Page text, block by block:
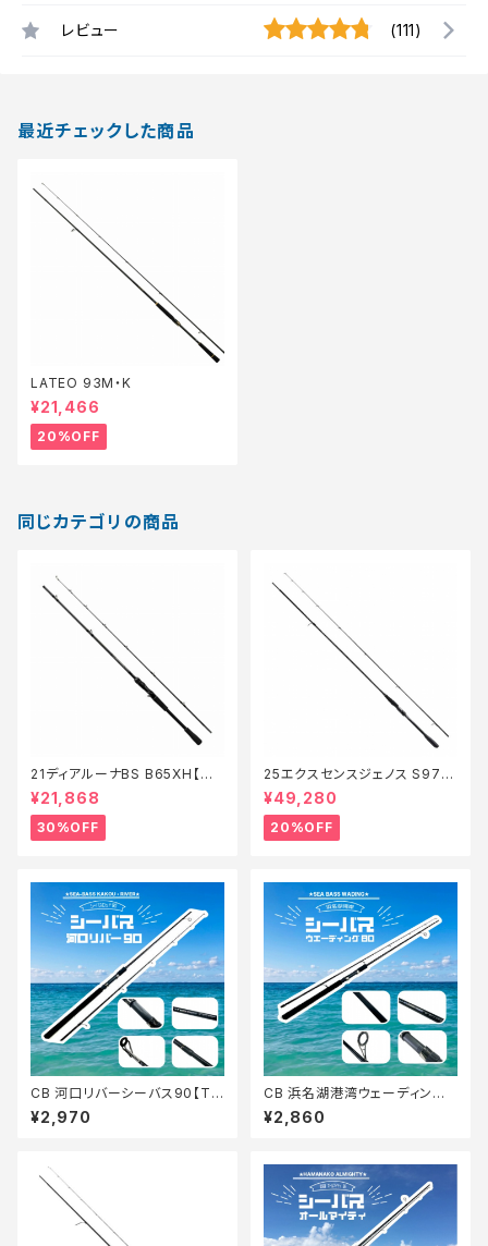
レビュー (111)
最近チェックした商品
LATEO 93M・K
¥21,466
20%OFF
同じカテゴリの商品
21ディアルーナBS B65XH【特
価ロッド】【30】
¥21,868
30%OFF
25エクスセンスジェノス S97M
H/F【特価ロッド】【20】
¥49,280
20%OFF
CB 河口リバーシーバス90【Tオ
リ】
¥2,970
CB 浜名湖港湾ウェーディング
シーバス80【Tオリ】
¥2,860